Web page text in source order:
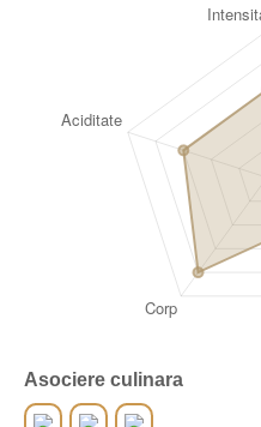
Asociere culinara